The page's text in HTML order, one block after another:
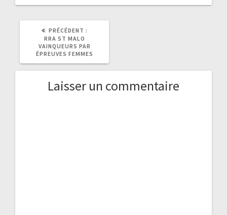
PRÉCÉDENT :
:
RRA ST MALO
VAINQUEURS PAR
ÉPREUVES FEMMES
Laisser un commentaire